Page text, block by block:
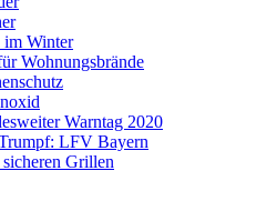
im Winter
Wohnungsbrände
Warntag 2020
LFV Bayern
Grillen